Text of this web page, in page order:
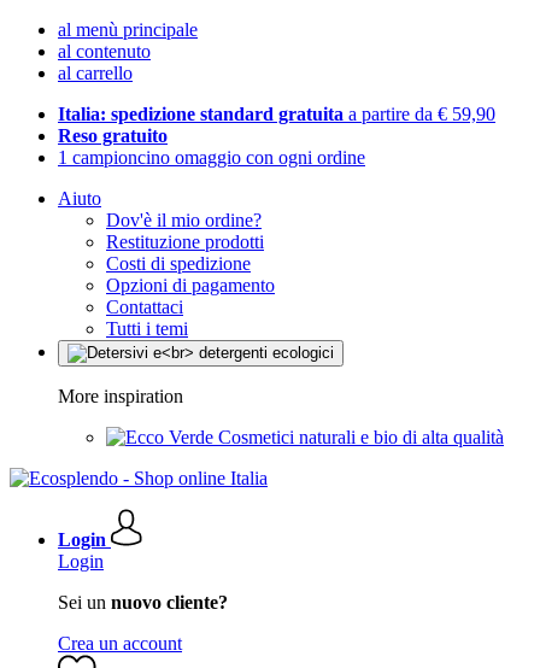
al menù principale
al contenuto
al carrello
Italia: spedizione standard gratuita a partire da € 59,90
Reso gratuito
1 campioncino omaggio con ogni ordine
Aiuto
Dov'è il mio ordine?
Restituzione prodotti
Costi di spedizione
Opzioni di pagamento
Contattaci
Tutti i temi
More inspiration
Cosmetici naturali e bio di alta qualità
Login
Login
Sei un nuovo cliente?
Crea un account